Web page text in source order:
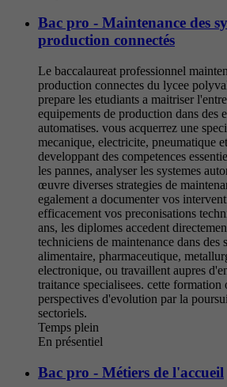
Bac pro - Maintenance des
production connectés
Le baccalaureat professionnel
production connectes du lycee
prepare les etudiants a maitriser
equipements de production dans des
automatises. vous acquerrez une
mecanique, electricite, pneumatique
developpant des competences
les pannes, analyser les systemes
œuvre diverses strategies de
egalement a documenter vos
efficacement vos preconisations
ans, les diplomes accedent
techniciens de maintenance dans des
alimentaire, pharmaceutique,
electronique, ou travaillent aupres
traitance specialisees. cette formation
perspectives d'evolution par la
sectoriels.
Temps plein
En présentiel
Bac pro - Métiers de l'accueil